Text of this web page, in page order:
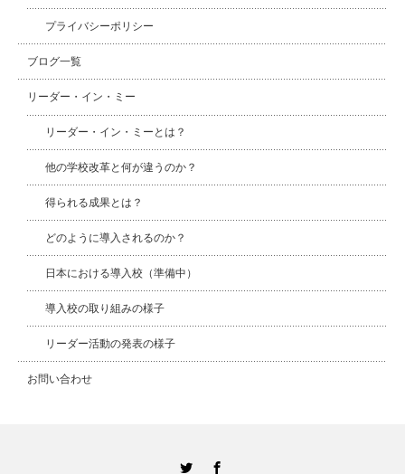
プライバシーポリシー
ブログ一覧
リーダー・イン・ミー
リーダー・イン・ミーとは？
他の学校改革と何が違うのか？
得られる成果とは？
どのように導入されるのか？
日本における導入校（準備中）
導入校の取り組みの様子
リーダー活動の発表の様子
お問い合わせ